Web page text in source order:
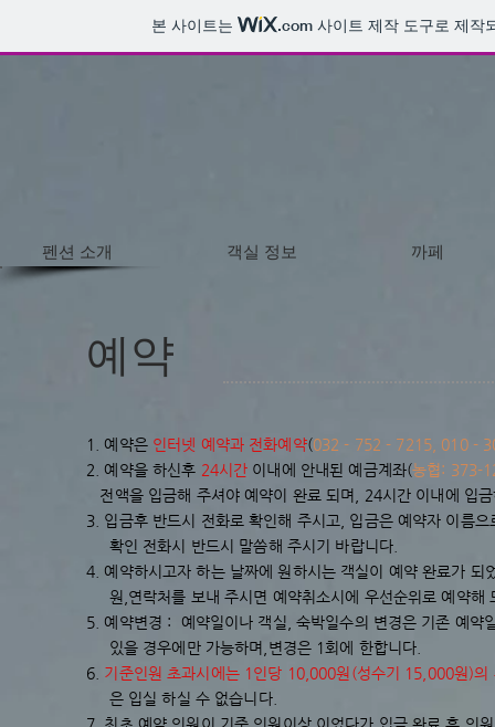
본 사이트는 .com 사이트 제작 도구로 제작
펜션 소개 객실 정보 까페
​예약
1. 예약은 인터넷 예약과 전화예약(032 - 752 - 7215, 010 -
2. 예약을 하신후 24시간 이내에 안내된 예금계좌(농협: 373-
전액을 입금해 주셔야 예약이 완료 되며, 24시간 이내에 입
3. 입금후 반드시 전화로 확인해 주시고, 입금은 예약자 이름
확인 전화시 반드시 말씀해 주시기 바랍니다.
4. 예약하시고자 하는 날짜에 원하시는 객실이 예약 완료가
원,연락처를 보내 주시면 예약취소시에 우선순위로 예약해
5. 예약변경 : 예약일이나 객실, 숙박일수의 변경은 기존 예약
있을 경우에만 가능하며,변경은 1회에 한합니다.
6. 기준인원 초과시에는 1인당 10,000원(성수기 15,000원)의
은 입실 하실 수 없습니다.